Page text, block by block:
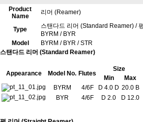
Product
Name
리머 (Reamer)
Type
스탠다드 리머 (Standard Reamer) /
BYRM / BYR
Model
BYRM / BYR / STR
스탠다드 리머 (Standard Reamer)
Appearance Model No. Flutes
Size
Min
Max
BYRM
4/6F D 4.0 D 20.0 B
BYR
4/6F D 2.0 D 12.0